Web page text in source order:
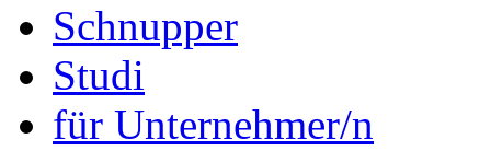
Schnupper
Studi
für Unternehmer/n